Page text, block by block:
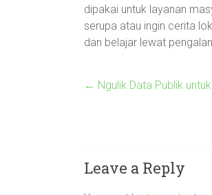
dipakai untuk layanan
serupa atau ingin cerita
dan belajar lewat
← Ngulik Data Publik
Leave a Reply